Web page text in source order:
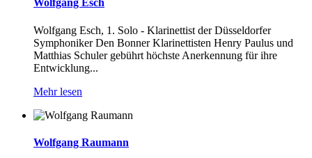
Wolfgang Esch
Wolfgang Esch, 1. Solo - Klarinettist der Düsseldorfer
Symphoniker Den Bonner Klarinettisten Henry Paulus und
Matthias Schuler gebührt höchste Anerkennung für ihre
Entwicklung...
Mehr lesen
Wolfgang Raumann